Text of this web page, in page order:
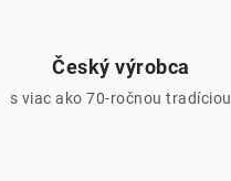
Český výrobca
s viac ako 70-ročnou tradíciou